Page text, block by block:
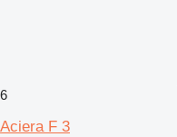
6
Aciera F 3